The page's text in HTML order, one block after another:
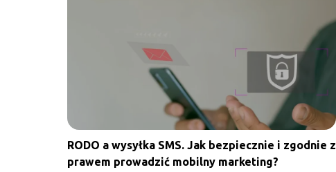
RODO a wysyłka SMS. Jak bezpiecznie i zgodnie z
prawem prowadzić mobilny marketing?